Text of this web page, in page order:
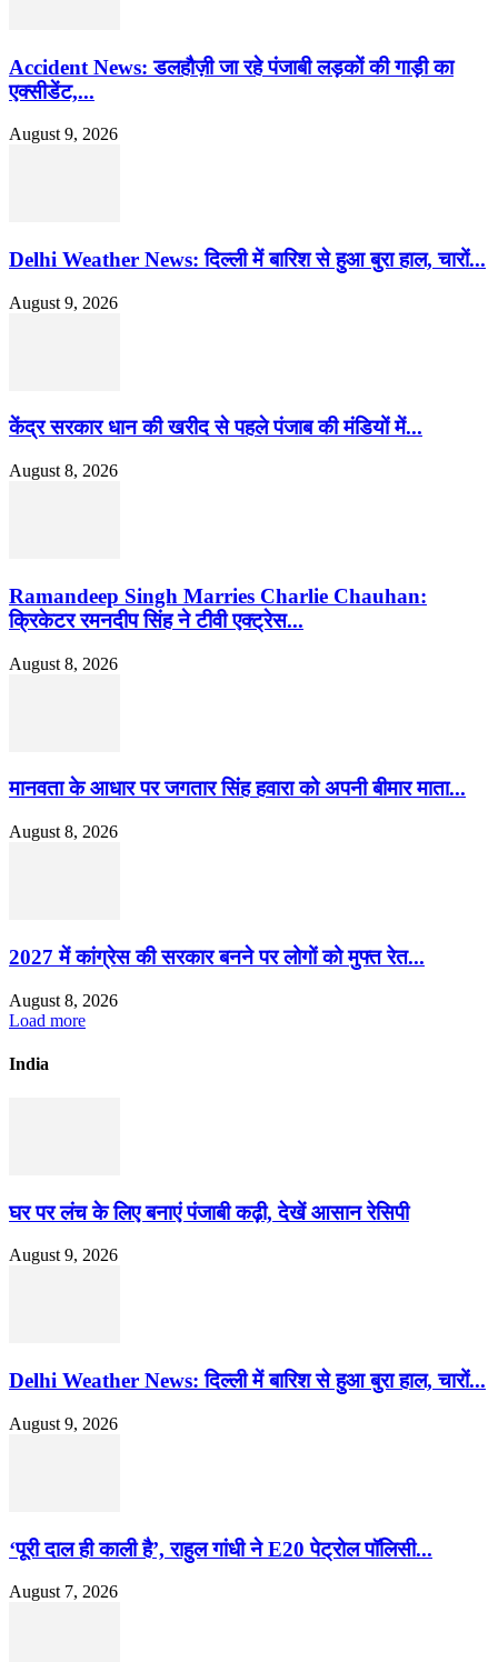
Accident News: डलहौज़ी जा रहे पंजाबी लड़कों की गाड़ी का
एक्सीडेंट,...
August 9, 2026
Delhi Weather News: दिल्ली में बारिश से हुआ बुरा हाल, चारों...
August 9, 2026
केंद्र सरकार धान की खरीद से पहले पंजाब की मंडियों में...
August 8, 2026
Ramandeep Singh Marries Charlie Chauhan:
क्रिकेटर रमनदीप सिंह ने टीवी एक्ट्रेस...
August 8, 2026
मानवता के आधार पर जगतार सिंह हवारा को अपनी बीमार माता...
August 8, 2026
2027 में कांग्रेस की सरकार बनने पर लोगों को मुफ्त रेत...
August 8, 2026
Load more
India
घर पर लंच के लिए बनाएं पंजाबी कढ़ी, देखें आसान रेसिपी
August 9, 2026
Delhi Weather News: दिल्ली में बारिश से हुआ बुरा हाल, चारों...
August 9, 2026
‘पूरी दाल ही काली है’, राहुल गांधी ने E20 पेट्रोल पॉलिसी...
August 7, 2026